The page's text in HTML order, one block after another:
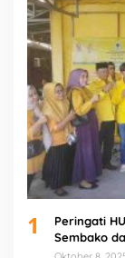
1
Peringati
Sembako